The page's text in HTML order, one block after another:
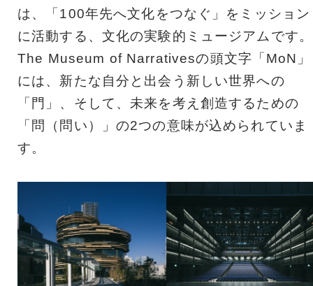
は、「100年先へ文化をつなぐ」をミッション
に活動する、文化の実験的ミュージアムです。
The Museum of Narrativesの頭文字「MoN」
には、新たな自分と出会う新しい世界への
「門」、そして、未来を考え創造するための
「問（問い）」の2つの意味が込められていま
す。